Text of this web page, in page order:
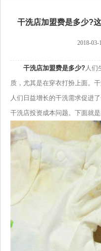
干洗店加盟费是多少?
2018-03-
干洗店加盟费是多少?人们
质，尤其是在穿衣打扮上面。
人们日益增长的干洗需求促进
干洗店投资成本问题。下面就